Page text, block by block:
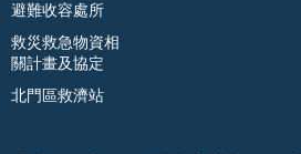
避難收容處所
救災救急物資相
關計畫及協定
北門區救濟站